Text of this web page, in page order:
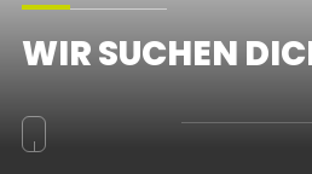
WIR SUCHEN